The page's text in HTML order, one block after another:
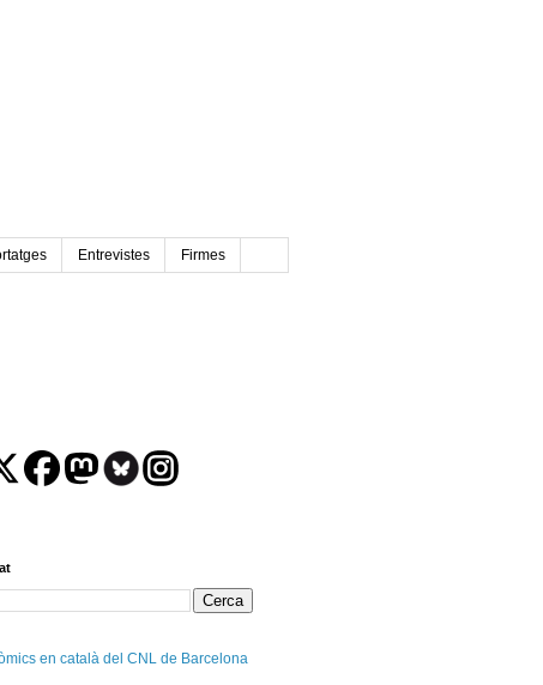
Entrevistes Firmes
en català del CNL de Barcelona